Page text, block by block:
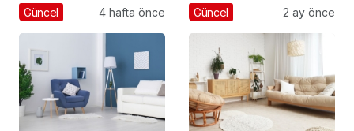
Anahtarı
Güncel 4 hafta önce
Aydınlatma Seçimleri
Güncel 2 ay önce